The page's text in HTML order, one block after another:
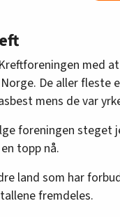
omfatter blant
utvidede krav til
skjerpede
fra 15 til 50 år
fra
dødsfall på grunn av
tilbake i tid.
med
De aller fleste
mens de var
foreningen
topp nå.
land som har
fremdeles.